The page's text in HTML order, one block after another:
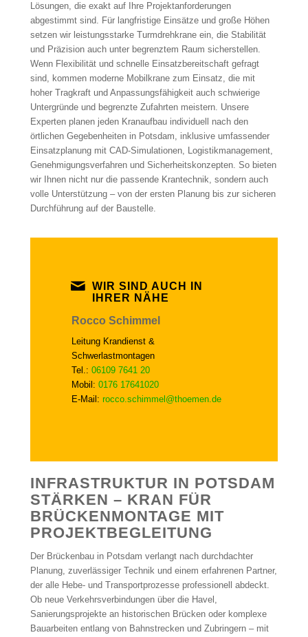
Lösungen, die exakt auf Ihre Projektanforderungen
abgestimmt sind. Für langfristige Einsätze und große Höhen
setzen wir leistungsstarke Turmdrehkrane ein, die Stabilität
und Präzision auch unter begrenztem Raum sicherstellen.
Wenn Flexibilität und schnelle Einsatzbereitschaft gefragt
sind, kommen moderne Mobilkrane zum Einsatz, die mit
hoher Tragkraft und Anpassungsfähigkeit auch schwierige
Untergründe und begrenzte Zufahrten meistern. Unsere
Experten planen jeden Kranaufbau individuell nach den
örtlichen Gegebenheiten in Potsdam, inklusive umfassender
Einsatzplanung mit CAD-Simulationen, Logistikmanagement,
Genehmigungsverfahren und Sicherheitskonzepten. So bieten
wir Ihnen nicht nur die passende Krantechnik, sondern auch
volle Unterstützung – von der ersten Planung bis zur sicheren
Durchführung auf der Baustelle.
WIR SIND AUCH IN
IHRER NÄHE
Rocco Schimmel
Leitung Krandienst &
Schwerlastmontagen
Tel.: 06109 7641 20
Mobil: 0176 17641020
E-Mail: rocco.schimmel@thoemen.de
INFRASTRUKTUR IN POTSDAM
STÄRKEN – KRAN FÜR
BRÜCKENMONTAGE MIT
PROJEKTBEGLEITUNG
Der Brückenbau in Potsdam verlangt nach durchdachter
Planung, zuverlässiger Technik und einem erfahrenen Partner,
der alle Hebe- und Transportprozesse professionell abdeckt.
Ob neue Verkehrsverbindungen über die Havel,
Sanierungsprojekte an historischen Brücken oder komplexe
Bauarbeiten entlang von Bahnstrecken und Zubringern – mit